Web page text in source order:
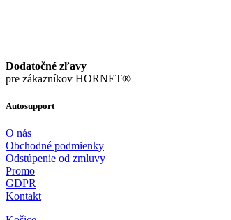
Dodatočné zľavy
pre zákazníkov HORNET®
Autosupport
O nás
Obchodné podmienky
Odstúpenie od zmluvy
Promo
GDPR
Kontakt